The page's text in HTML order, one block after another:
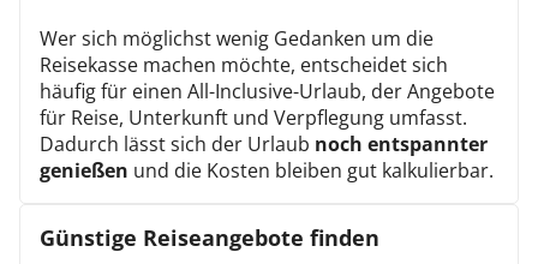
Wer sich möglichst wenig Gedanken um die
Reisekasse machen möchte, entscheidet sich
häufig für einen All-Inclusive-Urlaub, der Angebote
für Reise, Unterkunft und Verpflegung umfasst.
Dadurch lässt sich der Urlaub noch entspannter
genießen und die Kosten bleiben gut kalkulierbar.
Günstige Reiseangebote finden